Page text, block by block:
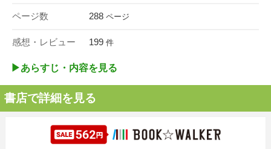
ページ数 288 ページ
感想・レビュー 199 件
▶︎あらすじ・内容を見る
書店で詳細を見る